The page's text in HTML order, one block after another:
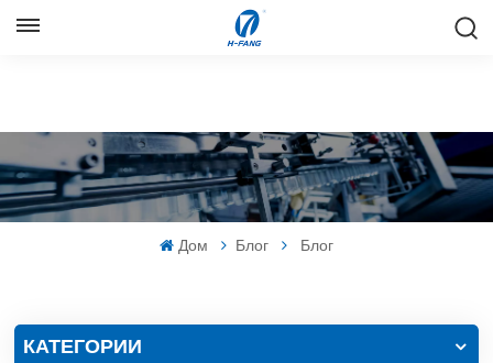
Русский
Español
Дом Блог Блог
КАТЕГОРИИ